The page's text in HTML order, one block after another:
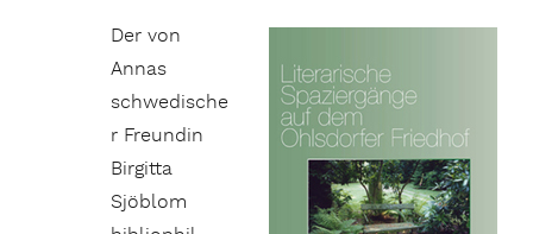
Der von
Annas
schwedische
r Freundin
Birgitta
Sjöblom